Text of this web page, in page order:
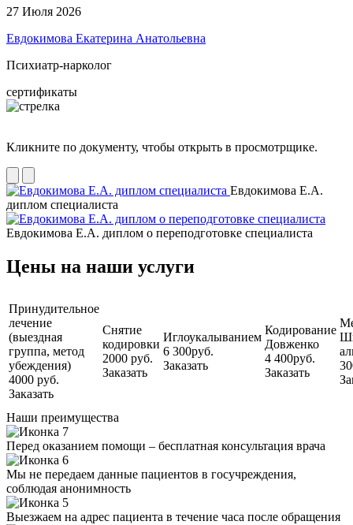
27 Июля 2026
Евдокимова Екатерина Анатольевна
Психиатр-нарколог
сертификаты
Кликните по документу, чтобы открыть в просмотрщике.
Евдокимова Е.А.
диплом специалиста
Евдокимова Е.А. диплом о переподготовке специалиста
Цены на наши услуги
Принудительное
лечение
(выездная
группа, метод
убеждения)
4000 руб.
Заказать
Снятие
кодировки
2000 руб.
Заказать
Иглоукалыванием
6 300руб.
Заказать
Кодирование
Довженко
4 400руб.
Заказать
Наши преимущества
Перед оказанием помощи – бесплатная консультация врача
Мы не передаем данные пациентов в госучреждения,
соблюдая анонимность
Выезжаем на адрес пациента в течение часа после обращения